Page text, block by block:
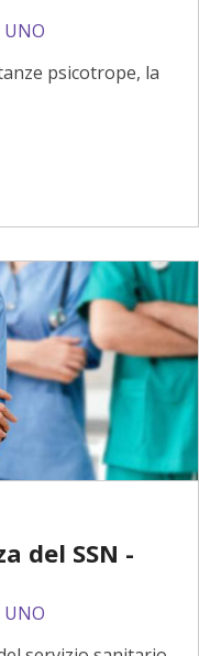
UNO
psicotrope, la
del SSN -
UNO